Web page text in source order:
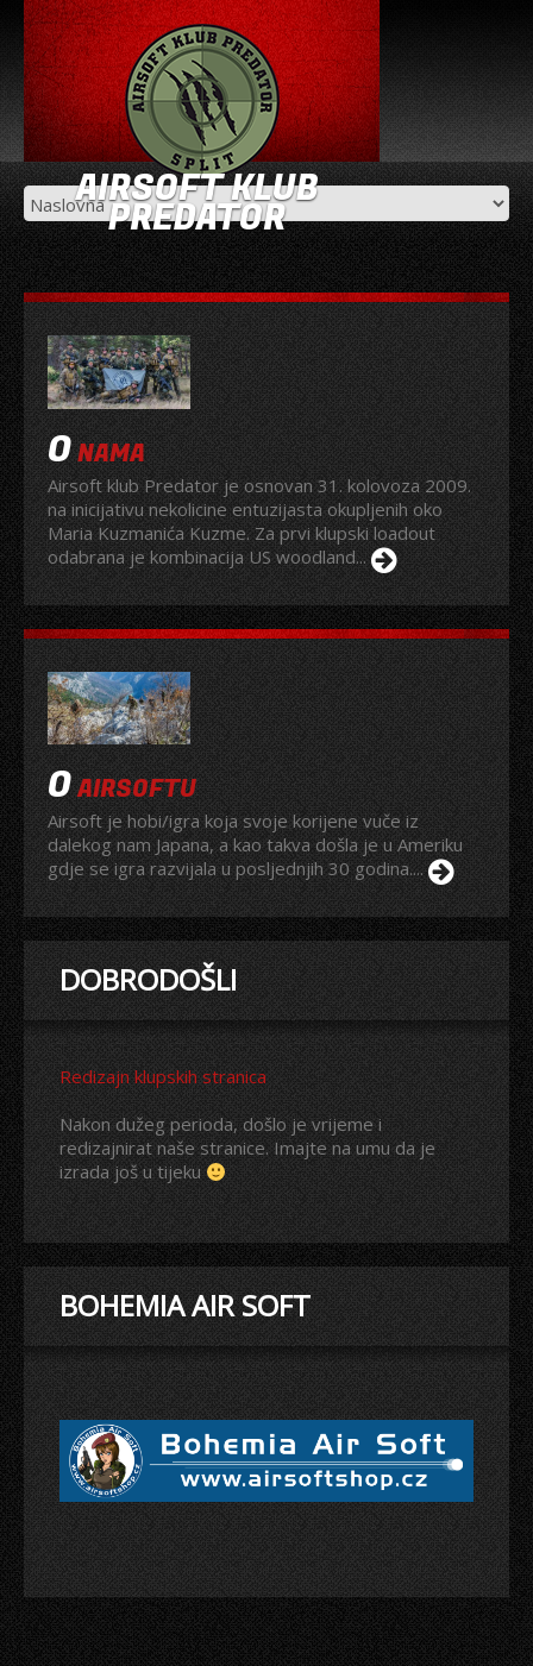
AIRSOFT KLUB
PREDATOR
ONAMA
Airsoft klub Predator je osnovan 31. kolovoza 2009.
na inicijativu nekolicine entuzijasta okupljenih oko
Maria Kuzmanića Kuzme. Za prvi klupski loadout
odabrana je kombinacija US woodland...
OAIRSOFTU
Airsoft je hobi/igra koja svoje korijene vuče iz
dalekog nam Japana, a kao takva došla je u Ameriku
gdje se igra razvijala u posljednjih 30 godina....
DOBRODOŠLI
Redizajn klupskih stranica
Nakon dužeg perioda, došlo je vrijeme i
redizajnirat naše stranice. Imajte na umu da je
izrada još u tijeku
BOHEMIA AIR SOFT